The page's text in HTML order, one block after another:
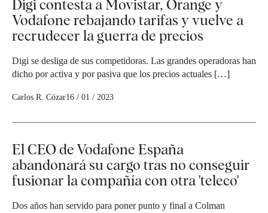
Digi contesta a Movistar, Orange y
Vodafone rebajando tarifas y vuelve a
recrudecer la guerra de precios
Digi se desliga de sus competidoras. Las grandes operadoras han
dicho por activa y por pasiva que los precios actuales […]
Carlos R. Cózar16 / 01 / 2023
El CEO de Vodafone España
abandonará su cargo tras no conseguir
fusionar la compañía con otra 'teleco'
Dos años han servido para poner punto y final a Colman